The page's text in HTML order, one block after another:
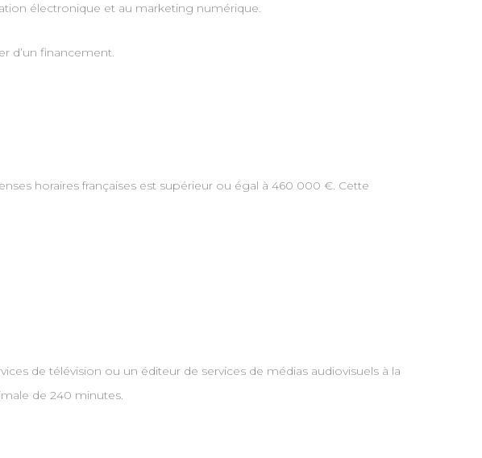
électronique et au marketing numérique.
d’un financement.
horaires françaises est supérieur ou égal à 460 000 €. Cette
de télévision ou un éditeur de services de médias audiovisuels à la
de 240 minutes.